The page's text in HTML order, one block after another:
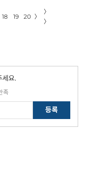
18 19 20 〉
〉
〉
세요.
족
등록